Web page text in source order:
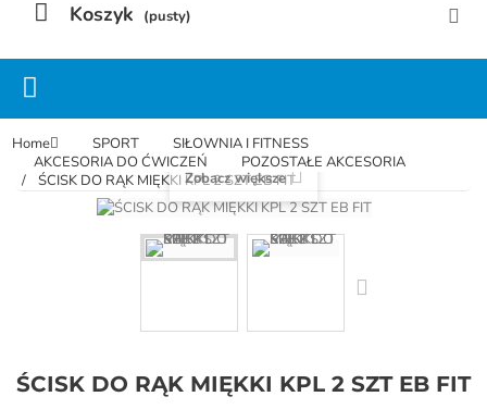
Koszyk (pusty)
Home SPORT
SIŁOWNIA I FITNESS
AKCESORIA DO ĆWICZEŃ
POZOSTAŁE AKCESORIA
ŚCISK DO RĄK MIĘKKI KPL 2 SZT EB FIT
Zobacz większe
ŚCISK DO RĄK MIĘKKI KPL 2 SZT EB FIT